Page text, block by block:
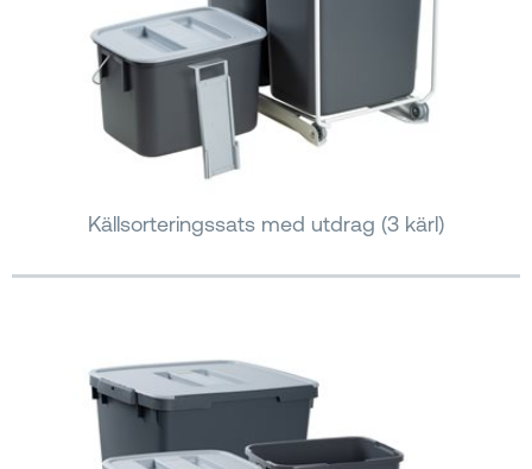
Källsorteringssats med utdrag (3 kärl)